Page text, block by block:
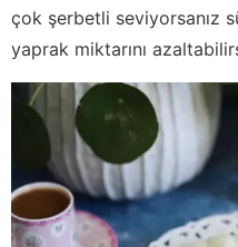
çok şerbetli seviyorsanız
yaprak miktarını